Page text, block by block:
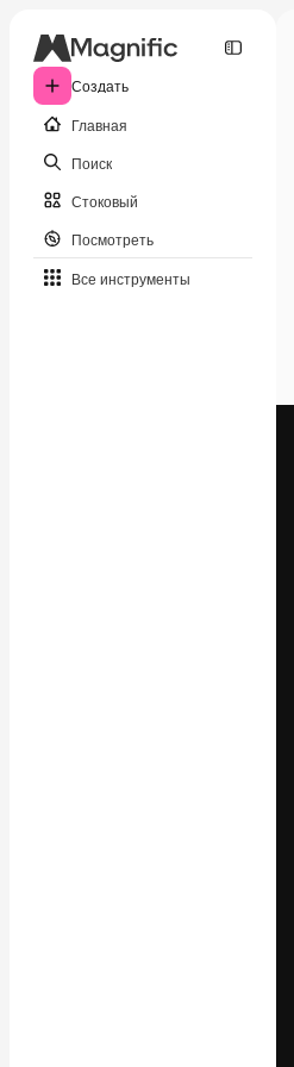
Создать
Главная
Поиск
Стоковый
Посмотреть
Все инструменты